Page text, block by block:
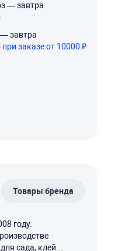
— завтра
завтра
при заказе от 10000 ₽
Товары бренда
году.
сада, клей...